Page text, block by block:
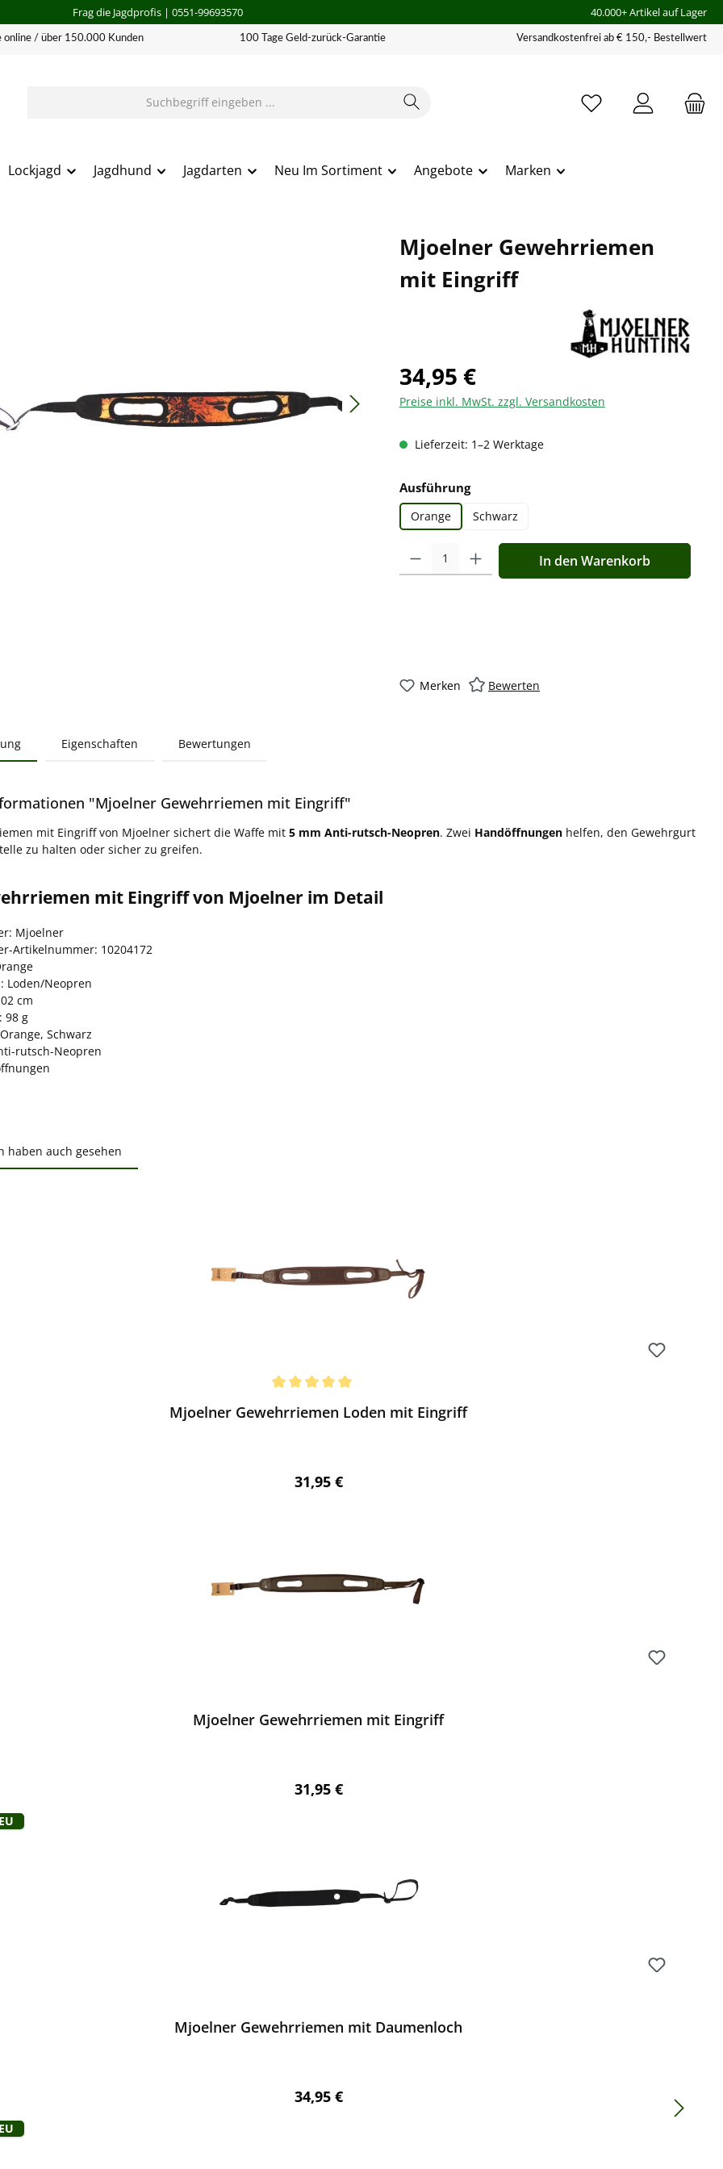
Frag die Jagdprofis| 0551-99693570 40.000+ Artikel auf Lager
online / über 150.000 Kunden 100 Tage Geld-zurück-Garantie Versandkostenfrei ab € 150,- Bestellwert
Lockjagd Jagdhund Jagdarten Neu Im Sortiment Angebote Marken
Mjoelner Gewehrriemen
mit Eingriff
34,95 €
Preise inkl. MwSt. zzgl. Versandkosten
Lieferzeit: 1–2 Werktage
Ausführungauswählen
Orange Schwarz
Produkt Anzahl: Gib den gewünschten Wert ein oder
In den Warenkorb
Merken Bewerten
Eigenschaften Bewertungen
"Mjoelner Gewehrriemen mit Eingriff"
mit Eingriff von Mjoelner sichert die Waffe mit 5 mm Anti-rutsch-Neopren. Zwei Handöffnungen helfen, den Gewehrgurt
zu halten oder sicher zu greifen.
mit Eingriff von Mjoelner im Detail
Mjoelner
Artikelnummer: 10204172
Loden/Neopren
cm
98 g
Schwarz
rutsch-Neopren
haben auch gesehen
Mjoelner Gewehrriemen Loden mit Eingriff
Regulärer Preis:
31,95 €
Mjoelner Gewehrriemen mit Eingriff
Regulärer Preis:
31,95 €
Mjoelner Gewehrriemen mit Daumenloch
Regulärer Preis:
34,95 €